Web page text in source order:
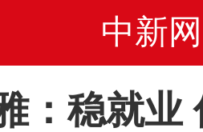
中新网
：稳就业